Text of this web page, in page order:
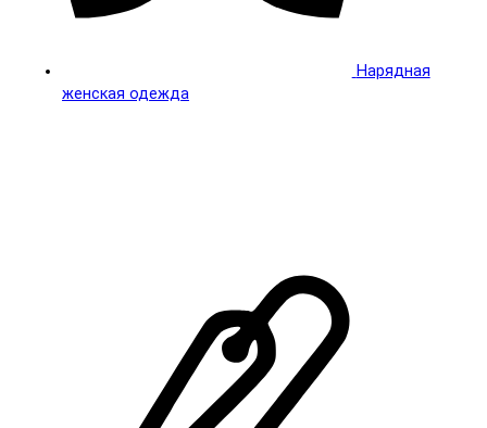
Нарядная
женская одежда